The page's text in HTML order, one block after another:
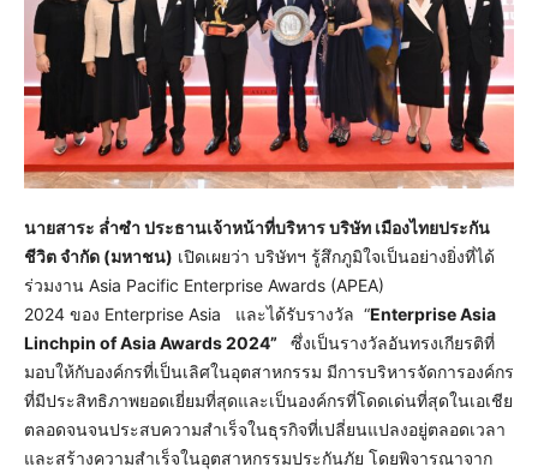
นายสาระ ล่ำซำ ประธานเจ้าหน้าที่บริหาร บริษัท เมืองไทยประกัน
ชีวิต จำกัด (มหาชน) เปิดเผยว่า บริษัทฯ รู้สึกภูมิใจเป็นอย่างยิ่งที่ได้
ร่วมงาน Asia Pacific Enterprise Awards (APEA)
2024 ของ Enterprise Asia และได้รับรางวัล “Enterprise Asia
Linchpin of Asia Awards 2024”
ซึ่งเป็นรางวัลอันทรงเกียรติที่
มอบให้กับองค์กรที่เป็นเลิศในอุตสาหกรรม มีการบริหารจัดการองค์กร
ที่มีประสิทธิภาพยอดเยี่ยมที่สุดและเป็นองค์กรที่โดดเด่นที่สุดในเอเชีย
ตลอดจนจนประสบความสำเร็จในธุรกิจที่เปลี่ยนแปลงอยู่ตลอดเวลา
และสร้างความสำเร็จในอุตสาหกรรมประกันภัย โดยพิจารณาจาก